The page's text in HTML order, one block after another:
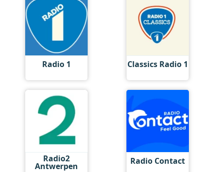
Radio 1 Classics Radio 1
Radio2
Antwerpen Radio Contact